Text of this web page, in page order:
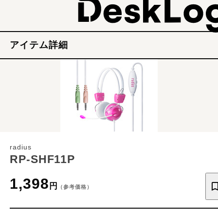
アイテム詳細
radius
RP-SHF11P
1,398 円 （参考価格）